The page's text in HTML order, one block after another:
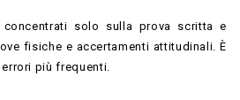
solo sulla prova scritta e
fisiche e accertamenti attitudinali. È
più frequenti.